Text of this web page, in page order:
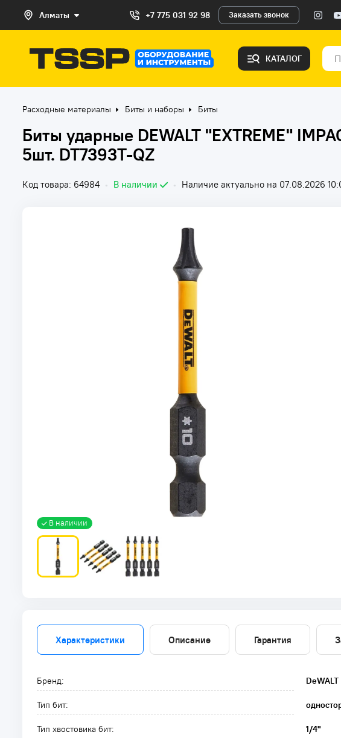
Алматы +7 775 031 92 98 Заказать звонок
КАТАЛОГ
Расходные материалы Биты и наборы Биты
Биты ударные DEWALT "EXTREME"
5шт. DT7393T-QZ
Код товара: 64984 • В наличии • Наличие актуально на 07.08.2026
В наличии
Характеристики Описание Гарантия
Бренд: DeWALT
Тип бит:
Тип хвостовика бит: 1/4"